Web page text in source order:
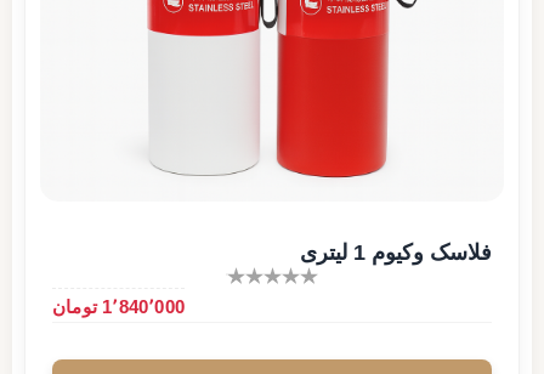
فلاسک وکیوم 1 لیتری
1٬840٬000 تومان